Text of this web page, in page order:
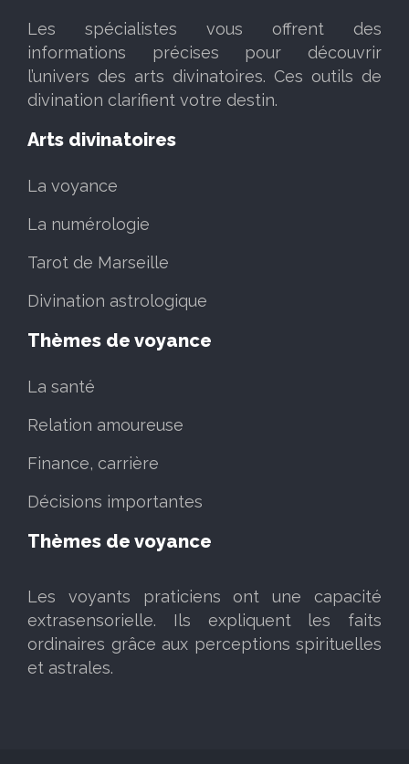
Les spécialistes vous offrent des
informations précises pour découvrir
l’univers des arts divinatoires. Ces outils de
divination clarifient votre destin.
Arts divinatoires
La voyance
La numérologie
Tarot de Marseille
Divination astrologique
Thèmes de voyance
La santé
Relation amoureuse
Finance, carrière
Décisions importantes
Thèmes de voyance
Les voyants praticiens ont une capacité
extrasensorielle. Ils expliquent les faits
ordinaires grâce aux perceptions spirituelles
et astrales.